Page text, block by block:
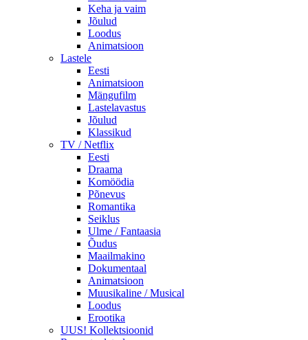
Keha ja vaim
Jõulud
Loodus
Animatsioon
Lastele
Eesti
Animatsioon
Mängufilm
Lastelavastus
Jõulud
Klassikud
TV / Netflix
Eesti
Draama
Komöödia
Põnevus
Romantika
Seiklus
Ulme / Fantaasia
Õudus
Maailmakino
Dokumentaal
Animatsioon
Muusikaline / Musical
Loodus
Erootika
UUS! Kollektsioonid